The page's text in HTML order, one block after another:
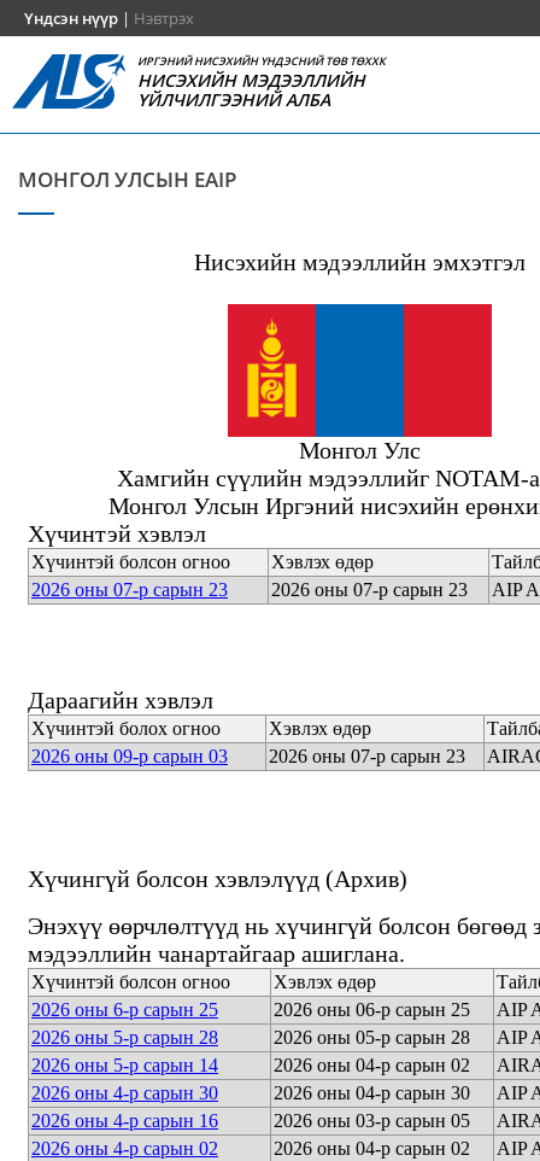
Үндсэн нүүр | Нэвтрэх
ИРГЭНИЙ НИСЭХИЙН ҮНДЭСНИЙ ТӨВ ТӨХХК
НИСЭХИЙН МЭДЭЭЛЛИЙН
ҮЙЛЧИЛГЭЭНИЙ АЛБА
МОНГОЛ УЛСЫН EAIP